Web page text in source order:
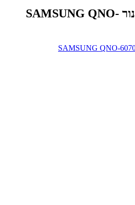
מצלמת אבטחה צינור SAMSUNG QNO-